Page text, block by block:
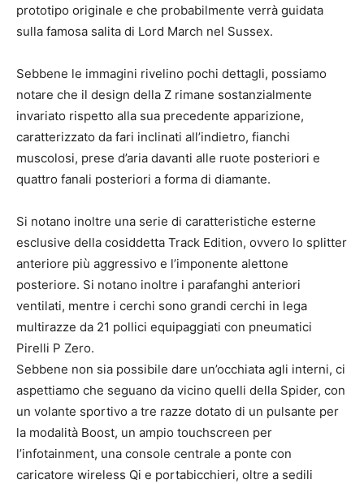
prototipo originale e che probabilmente verrà guidata
sulla famosa salita di Lord March nel Sussex.
Sebbene le immagini rivelino pochi dettagli, possiamo
notare che il design della Z rimane sostanzialmente
invariato rispetto alla sua precedente apparizione,
caratterizzato da fari inclinati all’indietro, fianchi
muscolosi, prese d’aria davanti alle ruote posteriori e
quattro fanali posteriori a forma di diamante.
Si notano inoltre una serie di caratteristiche esterne
esclusive della cosiddetta Track Edition, ovvero lo splitter
anteriore più aggressivo e l’imponente alettone
posteriore. Si notano inoltre i parafanghi anteriori
ventilati, mentre i cerchi sono grandi cerchi in lega
multirazze da 21 pollici equipaggiati con pneumatici
Pirelli P Zero.
Sebbene non sia possibile dare un’occhiata agli interni, ci
aspettiamo che seguano da vicino quelli della Spider, con
un volante sportivo a tre razze dotato di un pulsante per
la modalità Boost, un ampio touchscreen per
l’infotainment, una console centrale a ponte con
caricatore wireless Qi e portabicchieri, oltre a sedili